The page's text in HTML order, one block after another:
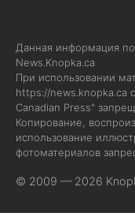
Данная информация
News.Knopka.ca
При использовании
https://news.knopka.ca
Canadian Press"
Копирование,
использование
фотоматериалов
© 2009 — 2026